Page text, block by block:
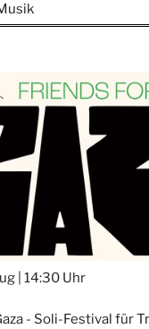
| 14:30 Uhr
- Soli-Festival für